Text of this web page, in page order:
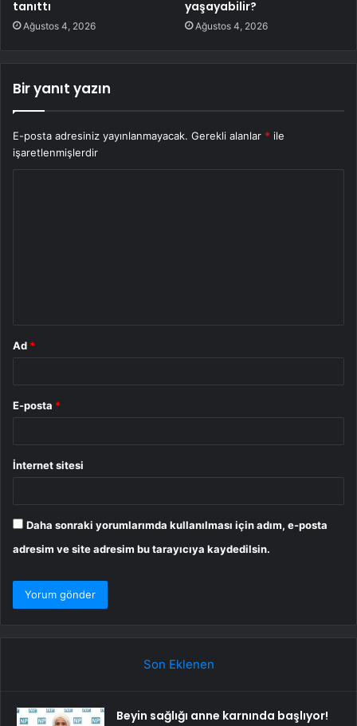
tanıttı
Ağustos 4, 2026
yaşayabilir?
Ağustos 4, 2026
Bir yanıt yazın
E-posta adresiniz yayınlanmayacak. Gerekli alanlar * ile
işaretlenmişlerdir
Ad *
E-posta *
İnternet sitesi
Daha sonraki yorumlarımda kullanılması için adım, e-posta
adresim ve site adresim bu tarayıcıya kaydedilsin.
Son Eklenen
Beyin sağlığı anne karnında başlıyor!